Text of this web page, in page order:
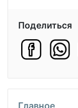
Поделиться
Главное